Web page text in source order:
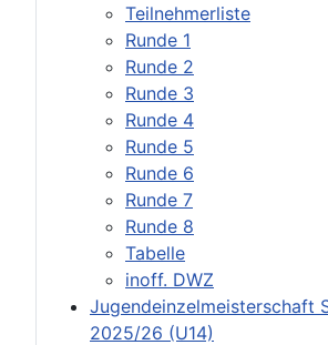
Teilnehmerliste
Runde 1
Runde 2
Runde 3
Runde 4
Runde 5
Runde 6
Runde 7
Runde 8
Tabelle
inoff. DWZ
Jugendeinzelmeisterschaft
2025/26 (U14)